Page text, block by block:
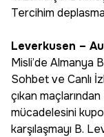
Tercihim
Leverkusen –
Misli’de Almanya
Sohbet ve Canlı
çıkan
mücadelesini
karşılaşmayı B.